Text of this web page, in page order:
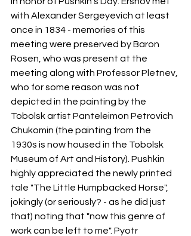
with Alexander Sergeyevich at least
once in 1834 - memories of this
meeting were preserved by Baron
Rosen, who was present at the
meeting along with Professor Pletnev,
who for some reason was not
depicted in the painting by the
Tobolsk artist Panteleimon Petrovich
Chukomin (the painting from the
1930s is now housed in the Tobolsk
Museum of Art and History). Pushkin
highly appreciated the newly printed
tale "The Little Humpbacked Horse",
jokingly (or seriously? - as he did just
that) noting that "now this genre of
work can be left to me". Pyotr